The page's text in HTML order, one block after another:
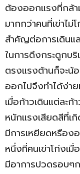
ต้องออกแรงที่กล้
มากกว่าคนที่เข่าไ
สำคัญต่อการเดินแ
ในการดึงกระดูกบ
ตรงแรงต้านก็จะน้
ออกไปจึงทำได้ง่า
เมื่อก้าวเดินแต่ละ
หนักแรงเสียดสีที่เ
มีการเหยียดหรือง
หนึ่งที่คนเข่าโก่งเมื่
มีอาการปวดรอบๆ